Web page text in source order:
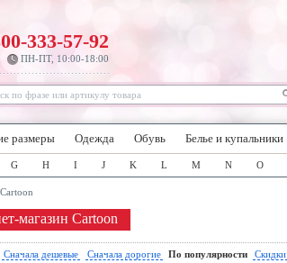
333-57-92
ПН-ПТ, 10:00-18:00
размеры Одежда Обувь Белье и купальники
G H I J K L M N O
Cartoon
магазин Cartoon
Сначала дешевые Сначала дорогие По популярности Скидки